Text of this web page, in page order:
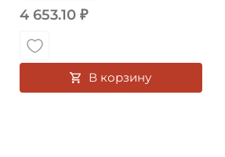
4 653.10 ₽
В корзину